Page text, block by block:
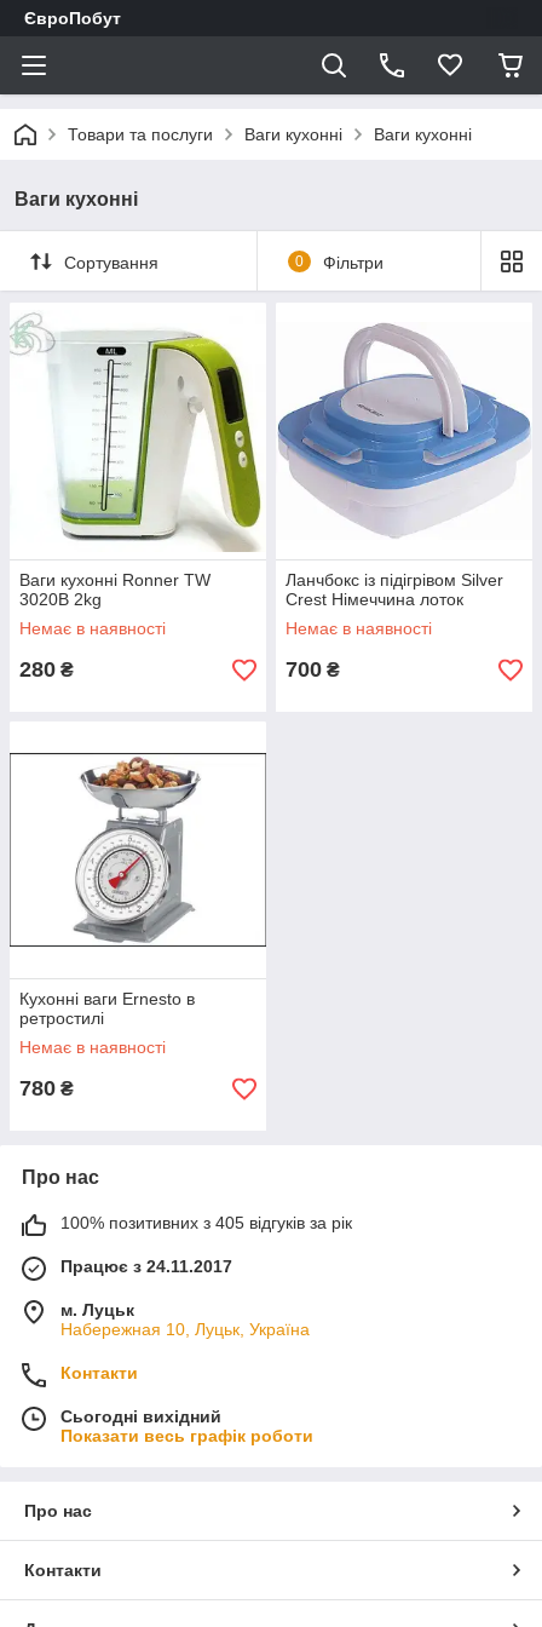
ЄвроПобут
Товари та послуги Ваги кухонні Ваги кухонні
Ваги кухонні
Сортування 0 Фільтри
Ваги кухонні Ronner TW
3020B 2kg
Немає в наявності
280 ₴
Ланчбокс із підігрівом Silver
Crest Німеччина лоток
Немає в наявності
700 ₴
Кухонні ваги Ernesto в
ретростилі
Немає в наявності
780 ₴
Про нас
100% позитивних з 405 відгуків за рік
Працює з 24.11.2017
м. Луцьк
Набережная 10, Луцьк, Україна
Контакти
Сьогодні вихідний
Показати весь графік роботи
Про нас
Контакти